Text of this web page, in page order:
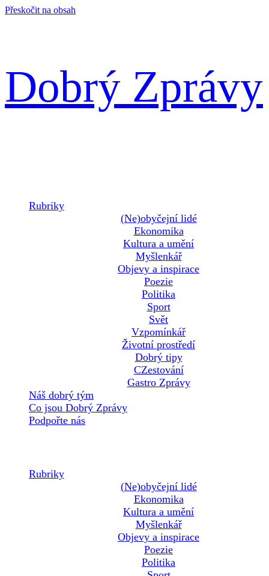
Přeskočit na obsah
Dobrý Zprávy
Rubriky
(Ne)obyčejní lidé
Ekonomika
Kultura a umění
Myšlenkář
Objevy a inspirace
Poezie
Politika
Sport
Svět
Vzpomínkář
Životní prostředí
Dobrý tipy
CZestování
Gastro Zprávy
Náš dobrý tým
Co jsou Dobrý Zprávy
Podpořte nás
Rubriky
(Ne)obyčejní lidé
Ekonomika
Kultura a umění
Myšlenkář
Objevy a inspirace
Poezie
Politika